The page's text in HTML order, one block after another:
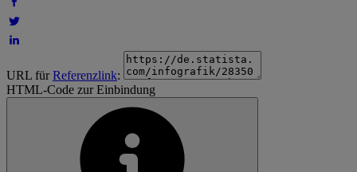
URL fürReferenzlink:
HTML-Code zur Einbindung